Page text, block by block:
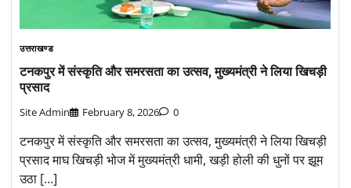
उत्तराखण्ड
टनकपुर में संस्कृति और समरसता का उत्सव, मुख्यमंत्री ने लिया खिचड़ी
प्रसाद
Site Admin February 8, 2026 0
टनकपुर में संस्कृति और समरसता का उत्सव, मुख्यमंत्री ने लिया खिचड़ी
प्रसाद माघ खिचड़ी भोज में मुख्यमंत्री धामी, खड़ी होली की धुनों पर झूम
उठा […]